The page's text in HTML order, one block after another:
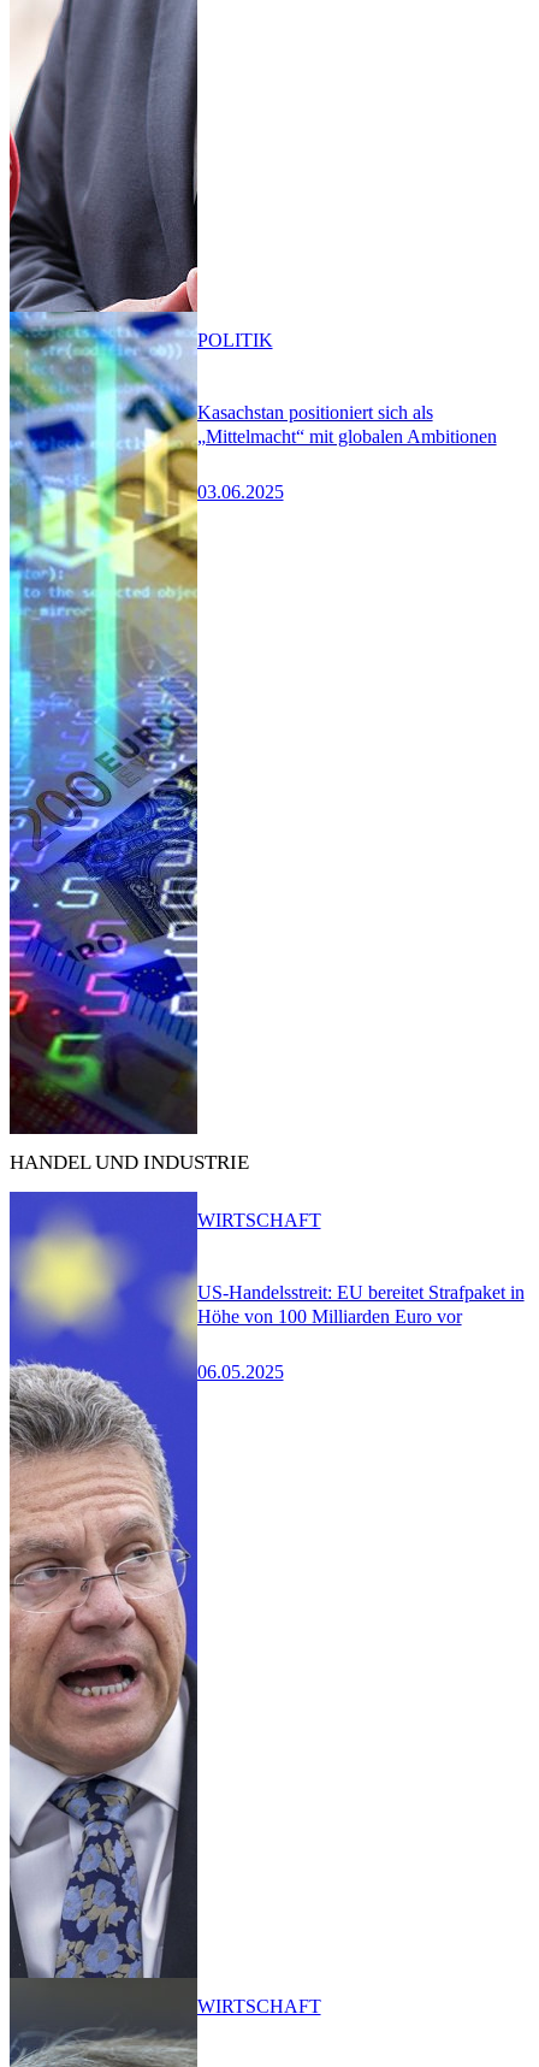
Kasachstan positioniert sich als
„Mittelmacht“ mit globalen Ambitionen
03.06.2025
POLITIK
HANDEL UND INDUSTRIE
US-Handelsstreit: EU bereitet Strafpaket in
Höhe von 100 Milliarden Euro vor
06.05.2025
WIRTSCHAFT
WIRTSCHAFT